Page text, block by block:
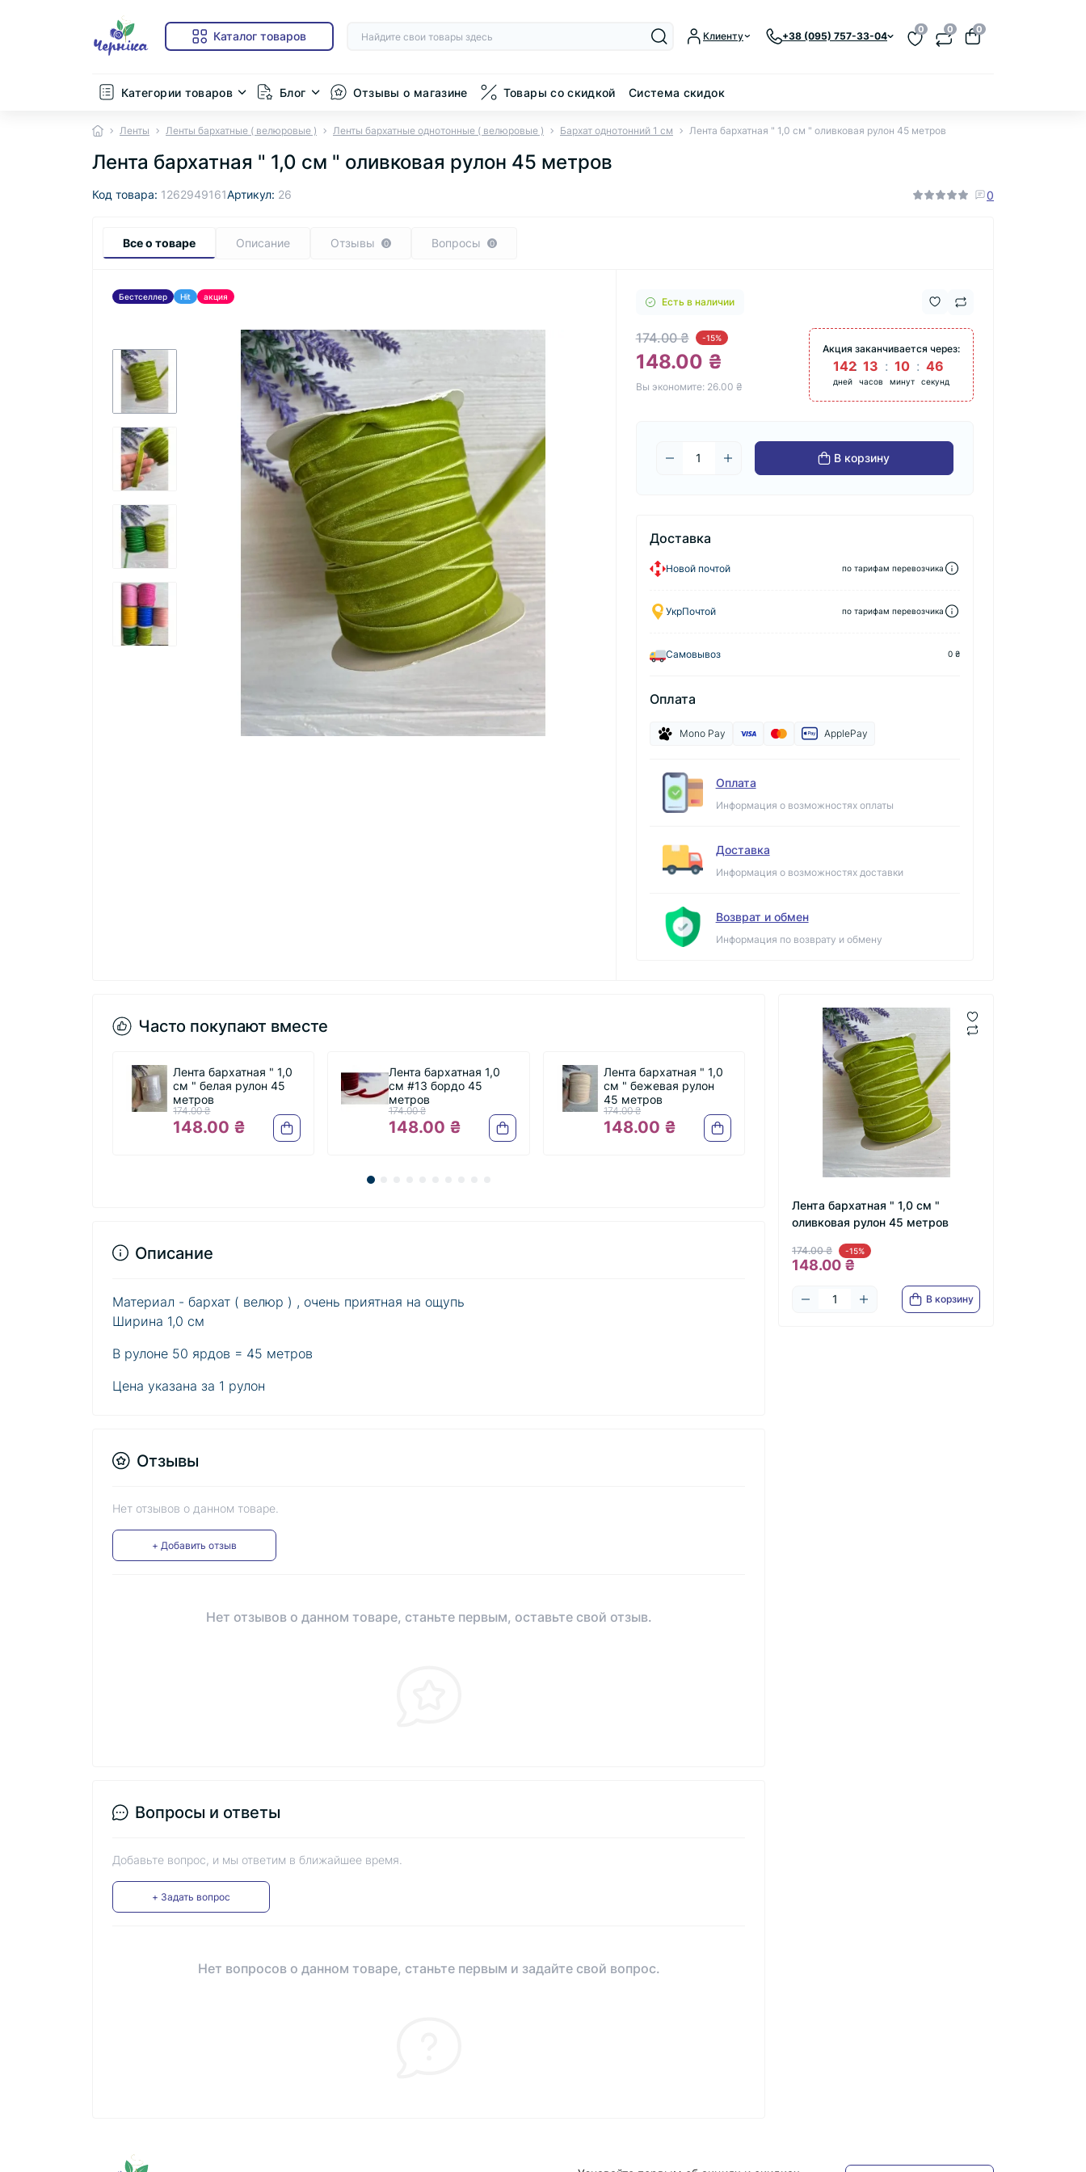
Каталог товаров Клиенту +38 (095) 757-33-04
0 0 0
Категории товаров Блог Отзывы о магазине Товары со скидкой Система скидок
Ленты Ленты бархатные ( велюровые ) Ленты бархатные однотонные ( велюровые ) Бархат однотонний 1 см Лента бархатная " 1,0 см " оливковая рулон 45 метров
Лента бархатная " 1,0 см " оливковая рулон 45 метров
Код товара: 1262949161Артикул: 26 0
Все о товаре Описание Отзывы 0 Вопросы 0
Бестселлер Hit акция Есть в наличии
174.00 ₴ -15%
148.00 ₴
Вы экономите: 26.00 ₴
Акция заканчивается через:
142
дней
13
часов
10
минут
46
секунд
В корзину
Доставка
Новой почтой по тарифам перевозчика
УкрПочтой по тарифам перевозчика
Самовывоз 0 ₴
Оплата
Mono Pay ApplePay
Оплата
Информация о возможностях оплаты
Доставка
Информация о возможностях доставки
Возврат и обмен
Информация по возврату и обмену
Лента бархатная " 1,0 см "
оливковая рулон 45 метров
174.00 ₴ -15%
148.00 ₴
В корзину
Часто покупают вместе
Лента бархатная " 1,0
см " белая рулон 45
метров
174.00 ₴
148.00 ₴
Лента бархатная 1,0
см #13 бордо 45
метров
148.00 ₴
Лента бархатная " 1,0
см " бежевая рулон
45 метров
174.00 ₴
148.00 ₴
Лента бархатная " 1,0
см " темно - зеленая
Описание
Материал - бархат ( велюр ) , очень приятная на ощупь
Ширина 1,0 см
В рулоне 50 ярдов = 45 метров
Цена указана за 1 рулон
Отзывы
Нет отзывов о данном товаре.
+ Добавить отзыв
Нет отзывов о данном товаре, станьте первым, оставьте свой отзыв.
Вопросы и ответы
Добавьте вопрос, и мы ответим в ближайшее время.
+ Задать вопрос
Нет вопросов о данном товаре, станьте первым и задайте свой вопрос.